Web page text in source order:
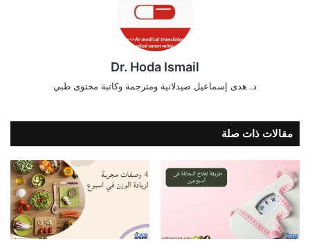
Dr. Hoda Ismail
د. هدى إسماعيل صيدلانية ومترجمة وكاتبة محتوى طبي
مقالات ذات صلة